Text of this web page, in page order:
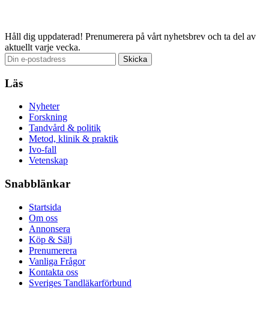
Håll dig uppdaterad! Prenumerera på vårt nyhetsbrev och ta del av
aktuellt varje vecka.
Läs
Nyheter
Forskning
Tandvård & politik
Metod, klinik & praktik
Ivo-fall
Vetenskap
Snabblänkar
Startsida
Om oss
Annonsera
Köp & Sälj
Prenumerera
Vanliga Frågor
Kontakta oss
Sveriges Tandläkarförbund